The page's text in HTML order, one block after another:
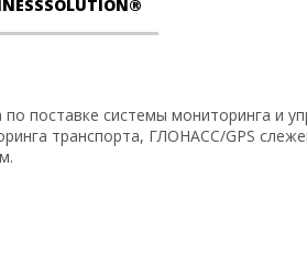
поставке системы мониторинга и
транспорта, ГЛОНАСС/GPS